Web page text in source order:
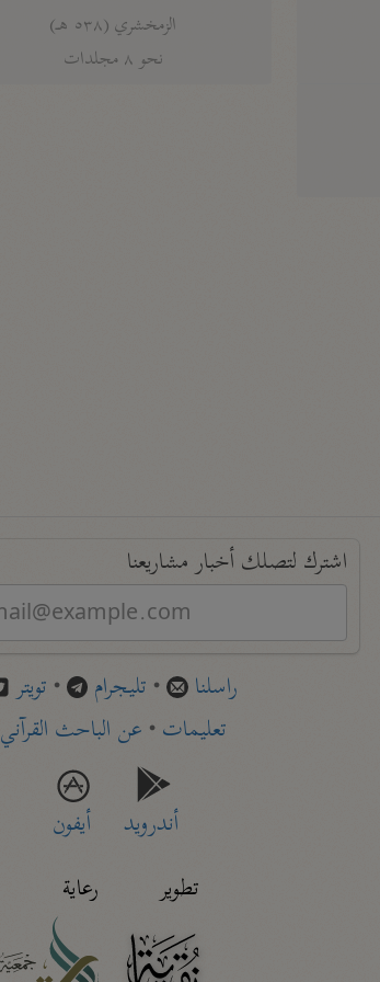
الزمخشري (٥٣٨ هـ)
نحو ٨ مجلدات
اشترك لتصلك أخبار مشاريعنا
راسلنا • تليجرام • تويتر
تعليمات• عن الباحث القرآني
أندرويد
أيفون
تطوير
رعاية